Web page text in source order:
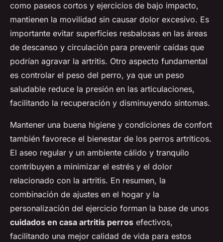
como paseos cortos y ejercicios de bajo impacto,
mantienen la movilidad sin causar dolor excesivo. Es
importante evitar superficies resbalosas en las áreas
de descanso y circulación para prevenir caídas que
podrían agravar la artritis. Otro aspecto fundamental
es controlar el peso del perro, ya que un peso
saludable reduce la presión en las articulaciones,
facilitando la recuperación y disminuyendo síntomas.
Mantener una buena higiene y condiciones de confort
también favorece el bienestar de los perros artríticos.
El aseo regular y un ambiente cálido y tranquilo
contribuyen a minimizar el estrés y el dolor
relacionado con la artritis. En resumen, la
combinación de ajustes en el hogar y la
personalización del ejercicio forman la base de unos
cuidados en casa artritis perros efectivos,
facilitando una mejor calidad de vida para estos